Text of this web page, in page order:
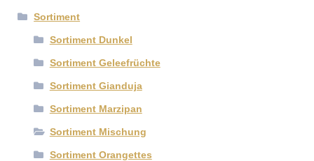
Sortiment
Sortiment Dunkel
Sortiment Geleefrüchte
Sortiment Gianduja
Sortiment Marzipan
Sortiment Mischung
Sortiment Orangettes